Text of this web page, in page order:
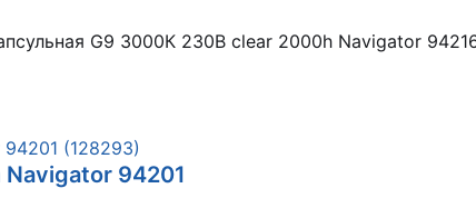
G9 3000К 230В clear 2000h Navigator
Navigator 94201